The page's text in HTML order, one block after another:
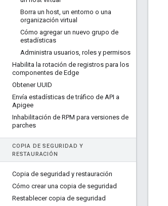
Borra un host, un entorno o una
organización virtual
Cómo agregar un nuevo grupo de
estadísticas
Administra usuarios, roles y permisos
Habilita la rotación de registros para los
componentes de Edge
Obtener UUID
Envía estadísticas de tráfico de API a
Apigee
Inhabilitación de RPM para versiones de
parches
COPIA DE SEGURIDAD Y
RESTAURACIÓN
Copia de seguridad y restauración
Cómo crear una copia de seguridad
Restablecer copia de seguridad